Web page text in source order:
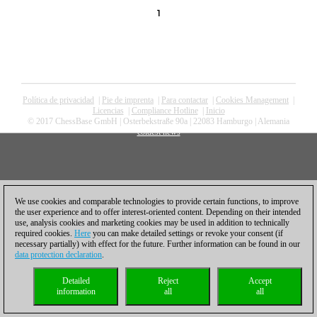
1
Política de privacidad Pie de imprenta Para contactar Cookies Management
Licencias
Compliance Hotline|
Inicio
© 2017 ChessBase GmbH | Osterbekstraße 90a | 22083 Hamburgo | Alemania
coldest news
We use cookies and comparable technologies to provide certain functions, to improve
the user experience and to offer interest-oriented content. Depending on their intended
use, analysis cookies and marketing cookies may be used in addition to technically
required cookies. Here you can make detailed settings or revoke your consent (if
necessary partially) with effect for the future. Further information can be found in our
data protection declaration.
Accept
all
Reject
all
Detailed
information